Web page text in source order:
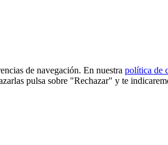
de navegación. En nuestra política de
pulsa sobre "Rechazar" y te